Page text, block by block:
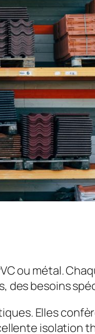
ou métal.
des besoins
Elles
isolation